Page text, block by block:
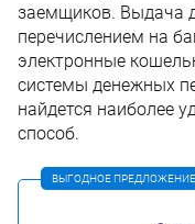
заемщиков. Выдача
перечислением на
электронные
системы денежных
найдется наиболее
способ.
ВЫГОДНОЕ ПРЕДЛОЖЕНИЕ